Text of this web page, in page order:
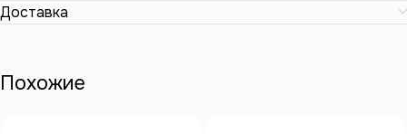
Доставка
Похожие